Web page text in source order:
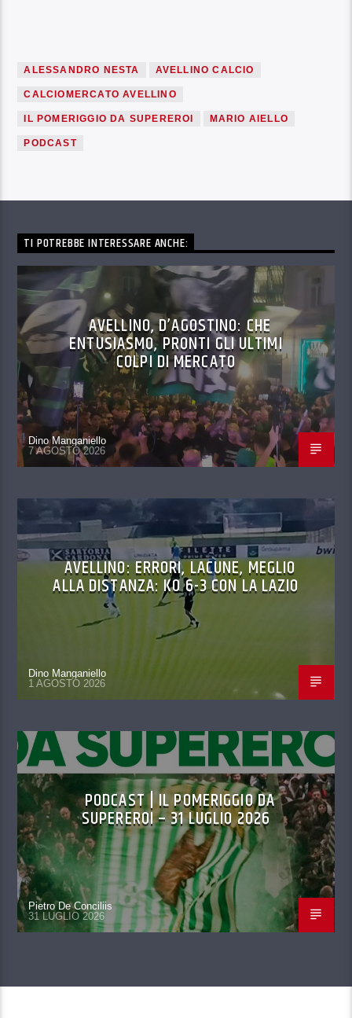
ALESSANDRO NESTA AVELLINO CALCIO
CALCIOMERCATO AVELLINO
IL POMERIGGIO DA SUPEREROI MARIO AIELLO
PODCAST
TI POTREBBE INTERESSARE ANCHE:
AVELLINO, D’AGOSTINO: CHE
ENTUSIASMO, PRONTI GLI ULTIMI
COLPI DI MERCATO
Dino Manganiello
7 AGOSTO 2026
AVELLINO: ERRORI, LACUNE, MEGLIO
ALLA DISTANZA: KO 6-3 CON LA LAZIO
Dino Manganiello
1 AGOSTO 2026
PODCAST | IL POMERIGGIO DA
SUPEREROI – 31 LUGLIO 2026
Pietro De Conciliis
31 LUGLIO 2026